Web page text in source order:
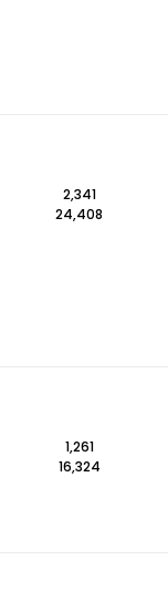
2,341
24,408
1,261
16,324